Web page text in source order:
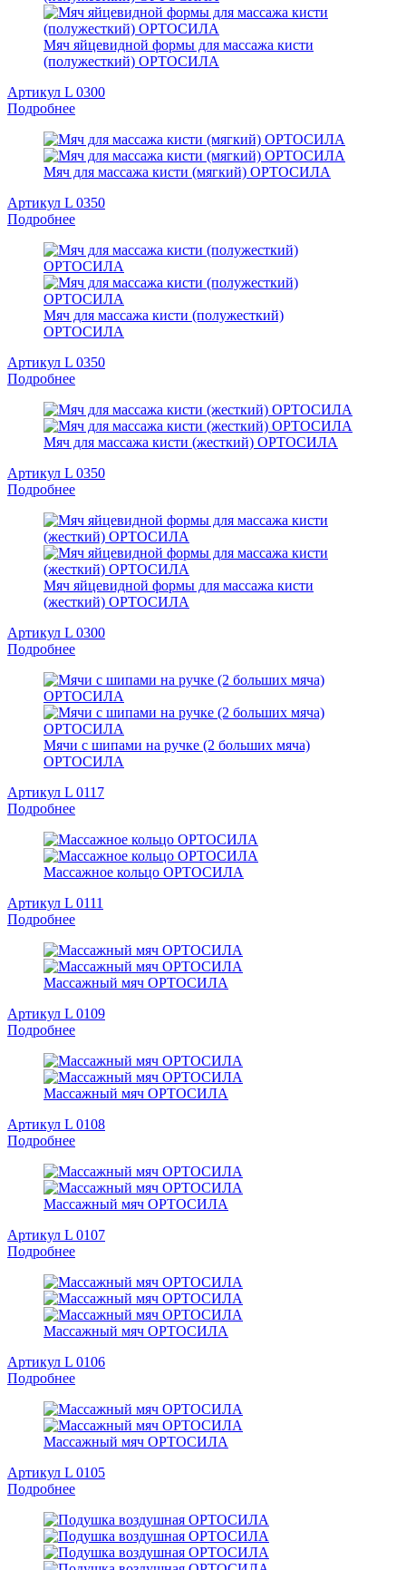
Мяч яйцевидной формы для массажа кисти
(полужесткий) ОРТОСИЛА
Артикул L 0300
Подробнее
Мяч для массажа кисти (мягкий) ОРТОСИЛА
Артикул L 0350
Подробнее
Мяч для массажа кисти (полужесткий)
ОРТОСИЛА
Артикул L 0350
Подробнее
Мяч для массажа кисти (жесткий) ОРТОСИЛА
Артикул L 0350
Подробнее
Мяч яйцевидной формы для массажа кисти
(жесткий) ОРТОСИЛА
Артикул L 0300
Подробнее
Мячи с шипами на ручке (2 больших мяча)
ОРТОСИЛА
Артикул L 0117
Подробнее
Массажное кольцо ОРТОСИЛА
Артикул L 0111
Подробнее
Массажный мяч ОРТОСИЛА
Артикул L 0109
Подробнее
Массажный мяч ОРТОСИЛА
Артикул L 0108
Подробнее
Массажный мяч ОРТОСИЛА
Артикул L 0107
Подробнее
Массажный мяч ОРТОСИЛА
Артикул L 0106
Подробнее
Массажный мяч ОРТОСИЛА
Артикул L 0105
Подробнее